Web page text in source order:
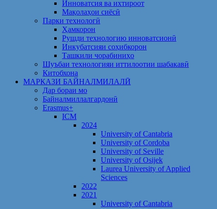
Инноватсия ва ихтироот
Мақолаҳои сиёсӣ
Парки технологӣ
Ҳамкорон
Рушди технологию инноватсионӣ
Инкубатсияи соҳибкорон
Ташкили чорабиниҳо
Шуъбаи технологияи иттилоотии шабакавӣ
Китобхона
МАРКАЗИ БАЙНАЛМИЛАЛӢ
Дар бораи мо
Байналмиллалгардонӣ
Erasmus+
ICM
2024
University of Cantabria
University of Cordoba
University of Seville
University of Osijek
Laurea University of Applied
Sciences
2022
2021
University of Cantabria